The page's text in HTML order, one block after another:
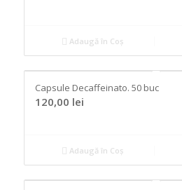
Adaugă în Coș
Capsule Decaffeinato. 50 buc
120,00 lei
Adaugă în Coș